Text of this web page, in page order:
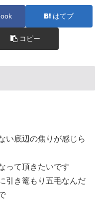
はてブ
コピー
い底辺の焦りが感じら
って頂きたいです
引き篭もり五毛なんだ